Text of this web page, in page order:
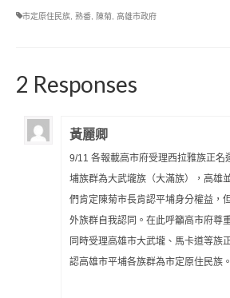
市定原住民族 熟番 陳菊 高雄市政府
2 Responses
黃麗卿
9/11 各報載高市府受理西拉雅族正名
埔族群為大武壠族（大滿族），高雄
們肯定陳菊市長肯認平埔身分權益，
外族群自我認同。在此呼籲高市府尊
同時受理高雄市大武壠、馬卡道等族
認高雄市平埔各族群為市定原住民族。